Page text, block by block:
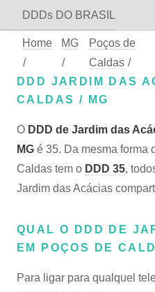
DDDs DO BRASIL
Home
/
MG
/
Poços de
Caldas /
DDD JARDIM DAS
CALDAS / MG
O DDD de Jardim das
MG é 35. Da mesma forma
Caldas tem o DDD 35,
Jardim das Acácias
QUAL O DDD DE
EM POÇOS DE
Para ligar para qualquel